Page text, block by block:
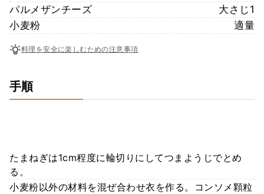
パルメザンチーズ
大さじ1
小麦粉
適量
料理を安全に楽しむための注意事項
手順
たまねぎは1cm程度に輪切りにしてつまようじでとめ
る。
小麦粉以外の材料を混ぜ合わせ衣を作る。コンソメ顆粒